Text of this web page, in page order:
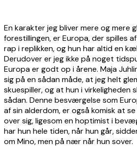
En karakter jeg bliver mere og mere
forestillingen, er Europa, der spilles
rap i replikken, og hun har altid en
Derudover er jeg ikke på noget
Europa er godt op i årene. Maja
sig på en sådan måde, at jeg helt
skuespiller, og at hun i virkeligheden
sådan. Denne besværgelse som
af sin alderdom, er også komisk at
over sig, ligesom en hoptimist i
har hun hele tiden, når hun går,
om Mino, men på nær når hun sover.